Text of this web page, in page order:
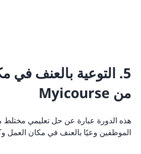
5. التوعية بالعنف في
من Myicourse
هذه الدورة عبارة عن حل تعليمي مختلط
الموظفين وعيًا بالعنف في مكان العمل